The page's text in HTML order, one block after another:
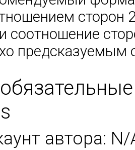
сторон
соотношение
предсказуемым
автора: N/